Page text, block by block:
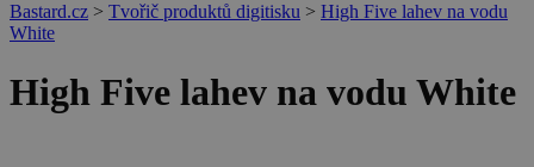
Bastard.cz > Tvořič produktů digitisku > High Five lahev na vodu
White
High Five lahev na vodu White